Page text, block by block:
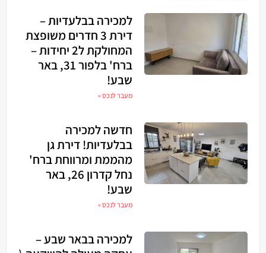
למכירה בבלעדיות –
דירת 3 חדרים משופצת
המחולקת ל2 יחידות –
ברח' בלפור 31, באר
שבע!
מעבר לנכס »
חדשה למכירה
בבלעדיות! דירת גן
מהממת ומרווחת ברח'
נחל קדרון 26, באר
שבע!
מעבר לנכס »
למכירה בבאר שבע –